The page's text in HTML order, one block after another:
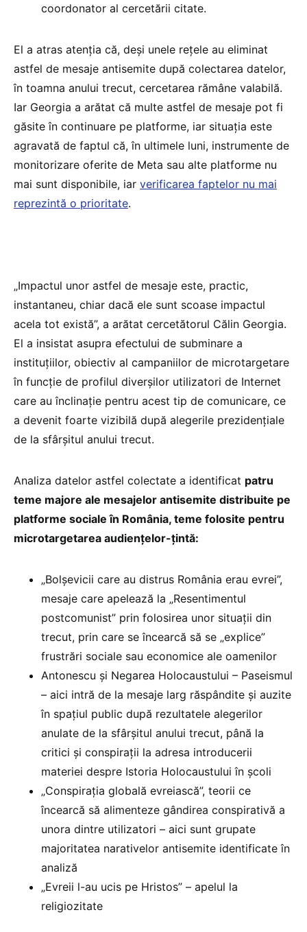
coordonator al cercetării citate.
El a atras atenția că, deși unele rețele au eliminat
astfel de mesaje antisemite după colectarea datelor,
în toamna anului trecut, cercetarea rămâne valabilă.
Iar Georgia a arătat că multe astfel de mesaje pot fi
găsite în continuare pe platforme, iar situația este
agravată de faptul că, în ultimele luni, instrumente de
monitorizare oferite de Meta sau alte platforme nu
mai sunt disponibile, iar verificarea faptelor nu mai
reprezintă o prioritate.
„Impactul unor astfel de mesaje este, practic,
instantaneu, chiar dacă ele sunt scoase impactul
acela tot există”, a arătat cercetătorul Călin Georgia.
El a insistat asupra efectului de subminare a
instituțiilor, obiectiv al campaniilor de microtargetare
în funcție de profilul diverșilor utilizatori de Internet
care au înclinație pentru acest tip de comunicare, ce
a devenit foarte vizibilă după alegerile prezidențiale
de la sfârșitul anului trecut.
Analiza datelor astfel colectate a identificat patru
teme majore ale mesajelor antisemite distribuite pe
platforme sociale în România, teme folosite pentru
microtargetarea audiențelor-țintă:
„Bolșevicii care au distrus România erau evrei”,
mesaje care apelează la „Resentimentul
postcomunist” prin folosirea unor situații din
trecut, prin care se încearcă să se „explice”
frustrări sociale sau economice ale oamenilor
Antonescu și Negarea Holocaustului – Paseismul
– aici intră de la mesaje larg răspândite și auzite
în spațiul public după rezultatele alegerilor
anulate de la sfârșitul anului trecut, până la
critici și conspirații la adresa introducerii
materiei despre Istoria Holocaustului în școli
„Conspirația globală evreiască”, teorii ce
încearcă să alimenteze gândirea conspirativă a
unora dintre utilizatori – aici sunt grupate
majoritatea narativelor antisemite identificate în
analiză
„Evreii l-au ucis pe Hristos” – apelul la
religiozitate